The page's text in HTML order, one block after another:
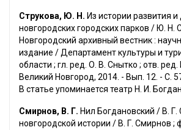
Струкова, Ю. Н. Из истории развития
новгородских городских парков / Ю. Н.
Новгородский архивный вестник :
издание / Департамент культуры и
области ; гл. ред. О. В. Снытко ; отв.
Великий Новгород, 2014. - Вып. 12. - С.
В статье упоминается театр Н. И.
Смирнов, В. Г. Нил Богдановский / В.
новгородской истории / В. Г. Смирнов ;